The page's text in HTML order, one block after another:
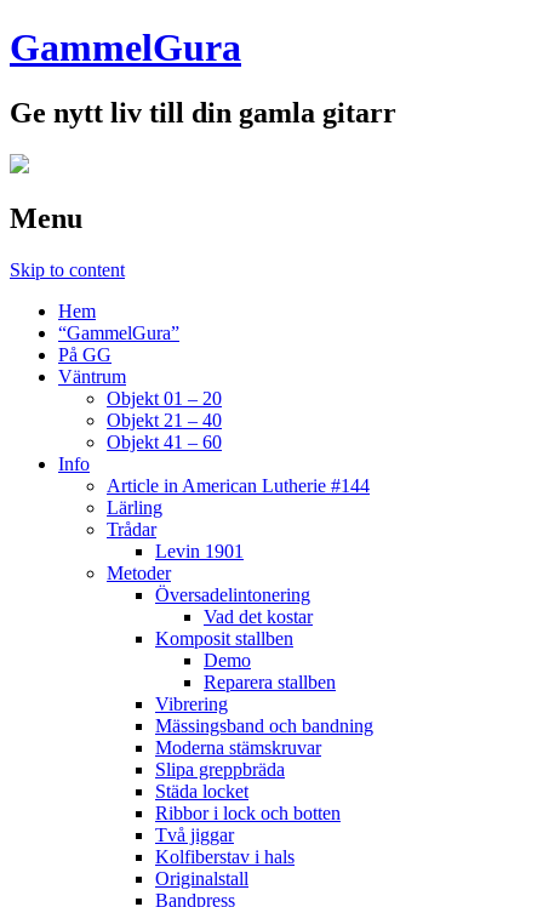
GammelGura
Ge nytt liv till din gamla gitarr
Menu
Skip to content
Hem
“GammelGura”
På GG
Väntrum
Objekt 01 – 20
Objekt 21 – 40
Objekt 41 – 60
Info
Article in American Lutherie #144
Lärling
Trådar
Levin 1901
Metoder
Översadelintonering
Vad det kostar
Komposit stallben
Demo
Reparera stallben
Vibrering
Mässingsband och bandning
Moderna stämskruvar
Slipa greppbräda
Städa locket
Ribbor i lock och botten
Två jiggar
Kolfiberstav i hals
Originalstall
Bandpress